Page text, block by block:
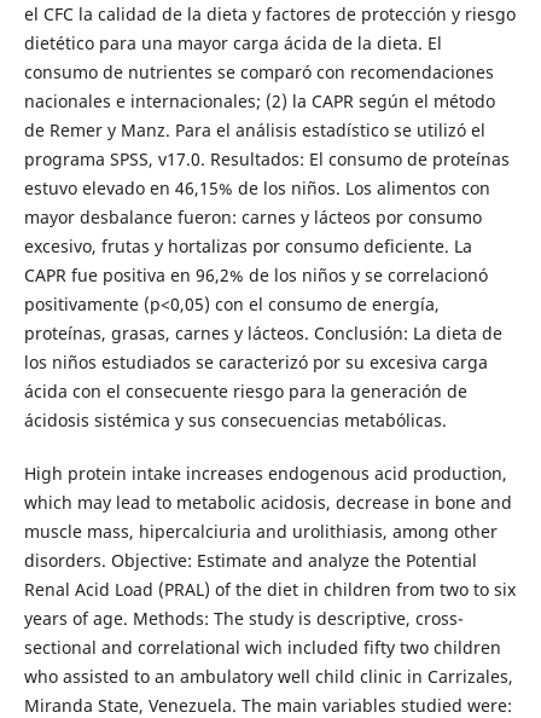
el CFC la calidad de la dieta y factores de protección y riesgo
dietético para una mayor carga ácida de la dieta. El
consumo de nutrientes se comparó con recomendaciones
nacionales e internacionales; (2) la CAPR según el método
de Remer y Manz. Para el análisis estadístico se utilizó el
programa SPSS, v17.0. Resultados: El consumo de proteínas
estuvo elevado en 46,15% de los niños. Los alimentos con
mayor desbalance fueron: carnes y lácteos por consumo
excesivo, frutas y hortalizas por consumo deficiente. La
CAPR fue positiva en 96,2% de los niños y se correlacionó
positivamente (p<0,05) con el consumo de energía,
proteínas, grasas, carnes y lácteos. Conclusión: La dieta de
los niños estudiados se caracterizó por su excesiva carga
ácida con el consecuente riesgo para la generación de
ácidosis sistémica y sus consecuencias metabólicas.
High protein intake increases endogenous acid production,
which may lead to metabolic acidosis, decrease in bone and
muscle mass, hipercalciuria and urolithiasis, among other
disorders. Objective: Estimate and analyze the Potential
Renal Acid Load (PRAL) of the diet in children from two to six
years of age. Methods: The study is descriptive, cross-
sectional and correlational wich included fifty two children
who assisted to an ambulatory well child clinic in Carrizales,
Miranda State, Venezuela. The main variables studied were: